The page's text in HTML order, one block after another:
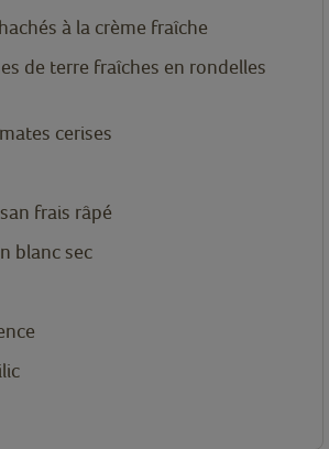
à la crème fraîche
de terre fraîches en rondelles
cerises
frais râpé
blanc sec